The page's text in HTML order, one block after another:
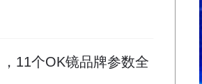
11个OK镜品牌参数全